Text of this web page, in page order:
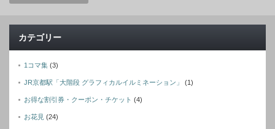
カテゴリー
1コマ集 (3)
JR京都駅「大階段 グラフィカルイルミネーション」 (1)
お得な割引券・クーポン・チケット (4)
お花見 (24)